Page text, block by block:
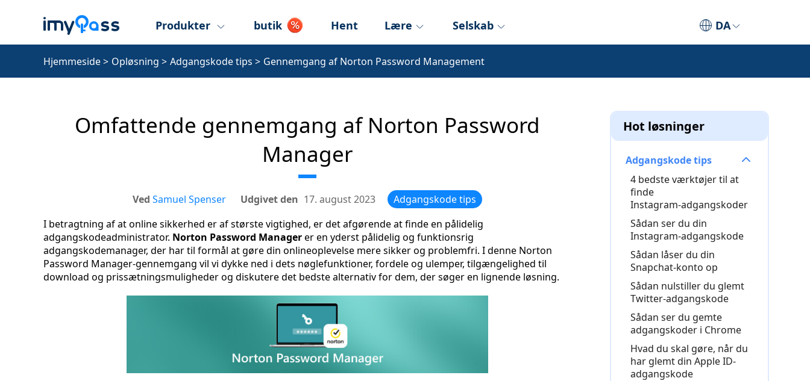
DA
Produkter butik Hent Lære Selskab
Hjemmeside> Opløsning > Adgangskode tips > Gennemgang af Norton Password Management
Omfattende gennemgang af Norton Password
Manager
Ved Samuel Spenser Udgivet den 17. august 2023
Adgangskode tips
I betragtning af at online sikkerhed er af største vigtighed, er det afgørende at finde en pålidelig
adgangskodeadministrator. Norton Password Managerer en yderst pålidelig og funktionsrig
adgangskodemanager, der har til formål at gøre din onlineoplevelse mere sikker og problemfri. I denne Norton
Password Manager-gennemgang vil vi dykke ned i dets nøglefunktioner, fordele og ulemper, tilgængelighed til
download og prissætningsmuligheder og diskutere det bedste alternativ for dem, der søger en lignende løsning.
Hot løsninger
Adgangskode tips
4 bedste værktøjer til at
finde
Instagram‑adgangskoder
Sådan ser du din
Instagram‑adgangskode
Sådan låser du din
Snapchat‑konto op
Sådan nulstiller du glemt
Twitter‑adgangskode
Sådan ser du gemte
adgangskoder i Chrome
Hvad du skal gøre, når du
har glemt din Apple ID-
adgangskode